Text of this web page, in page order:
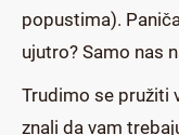
popustima).
ujutro? Samo nas
Trudimo se pružiti
znali da vam